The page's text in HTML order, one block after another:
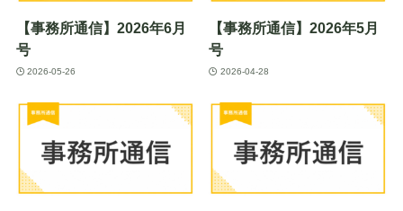
【事務所通信】2026年6月
号
2026-05-26
【事務所通信】2026年5月
号
2026-04-28